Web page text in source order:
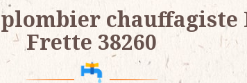
chauffagiste
Frette 38260